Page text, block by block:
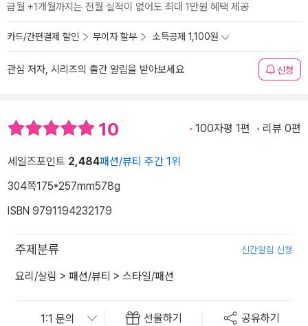
급월 +1개월까지는 전월 실적이 없어도 최대 1만원 혜택 제공
카드/간편결제 할인 무이자 할부 소득공제 1,100원
관심 저자, 시리즈의 출간 알림을 받아보세요 신청
10 100자평 1편 리뷰 0편
세일즈포인트 2,484패션/뷰티 주간 1위
304쪽175*257mm578g
ISBN 9791194232179
주제분류 신간알림 신청
요리/살림 > 패션/뷰티 > 스타일/패션
선물하기 공유하기